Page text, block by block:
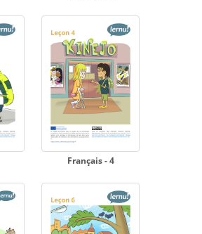
Français - 4